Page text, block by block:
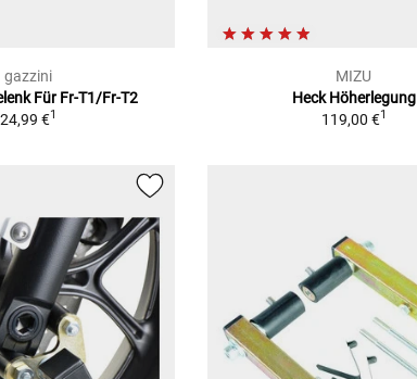
gazzini
Für Fr-T1/Fr-T2
24,99 €1
MIZU
Heck Höherlegung
119,00 €1